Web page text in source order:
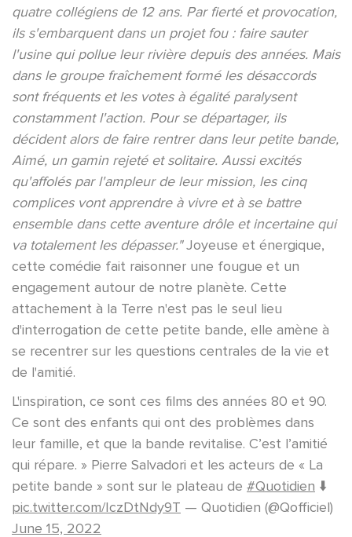
quatre collégiens de 12 ans. Par fierté et provocation,
ils s'embarquent dans un projet fou : faire sauter
l'usine qui pollue leur rivière depuis des années. Mais
dans le groupe fraîchement formé les désaccords
sont fréquents et les votes à égalité paralysent
constamment l'action. Pour se départager, ils
décident alors de faire rentrer dans leur petite bande,
Aimé, un gamin rejeté et solitaire. Aussi excités
qu'affolés par l'ampleur de leur mission, les cinq
complices vont apprendre à vivre et à se battre
ensemble dans cette aventure drôle et incertaine qui
va totalement les dépasser."Joyeuse et énergique,
cette comédie fait raisonner une fougue et un
engagement autour de notre planète. Cette
attachement à la Terre n'est pas le seul lieu
d'interrogation de cette petite bande, elle amène à
se recentrer sur les questions centrales de la vie et
de l'amitié.
L'inspiration, ce sont ces films des années 80 et 90.
Ce sont des enfants qui ont des problèmes dans
leur famille, et que la bande revitalise. C’est l’amitié
qui répare. » Pierre Salvadori et les acteurs de « La
petite bande » sont sur le plateau de #Quotidien ⬇️
pic.twitter.com/IczDtNdy9T — Quotidien (@Qofficiel)
June 15, 2022